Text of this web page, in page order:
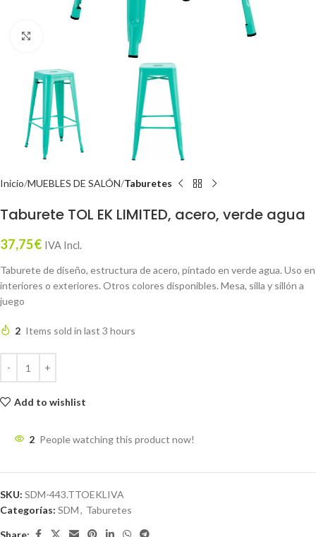
Inicio MUEBLES DE SALÓN Taburetes
Taburete TOL EK LIMITED, acero, verde agua
37,75€ IVA Incl.
Taburete de diseño, estructura de acero, pintado en verde agua. Uso en
interiores o exteriores. Otros colores disponibles. Mesa, silla y sillón a
juego
2 Items sold in last 3 hours
Add to wishlist
2 People watching this product now!
SKU: SDM-443.TTOEKLIVA
Categorías: SDM, Taburetes
Share: